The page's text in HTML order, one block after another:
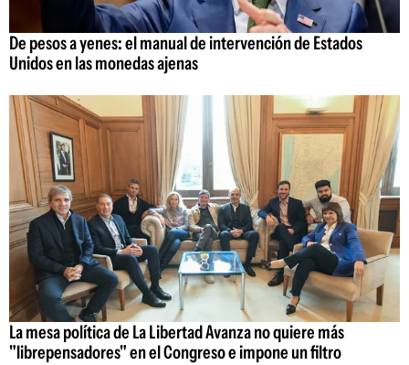
De pesos a yenes: el manual de intervención de Estados
Unidos en las monedas ajenas
La mesa política de La Libertad Avanza no quiere más
"librepensadores" en el Congreso e impone un filtro